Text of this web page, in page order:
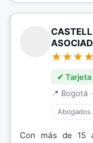
✔ Tarjeta
📍 Bogotá
Abogados
Con más de 15